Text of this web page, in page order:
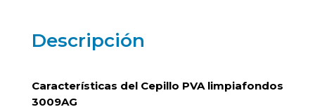
Descripción
Características del Cepillo PVA limpiafondos
3009AG